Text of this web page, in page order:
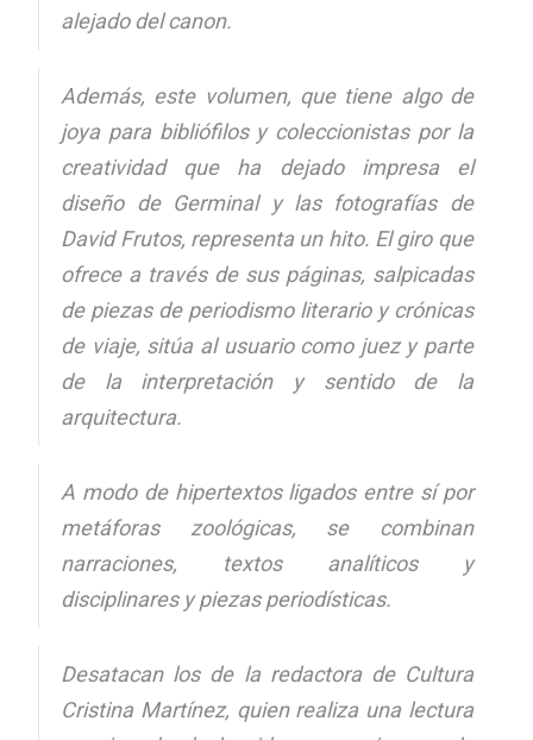
alejado del canon.
Además, este volumen, que tiene algo de
joya para bibliófilos y coleccionistas por la
creatividad que ha dejado impresa el
diseño de Germinal y las fotografías de
David Frutos, representa un hito. El giro que
ofrece a través de sus páginas, salpicadas
de piezas de periodismo literario y crónicas
de viaje, sitúa al usuario como juez y parte
de la interpretación y sentido de la
arquitectura.
A modo de hipertextos ligados entre sí por
metáforas zoológicas, se combinan
narraciones, textos analíticos y
disciplinares y piezas periodísticas.
Desatacan los de la redactora de Cultura
Cristina Martínez, quien realiza una lectura